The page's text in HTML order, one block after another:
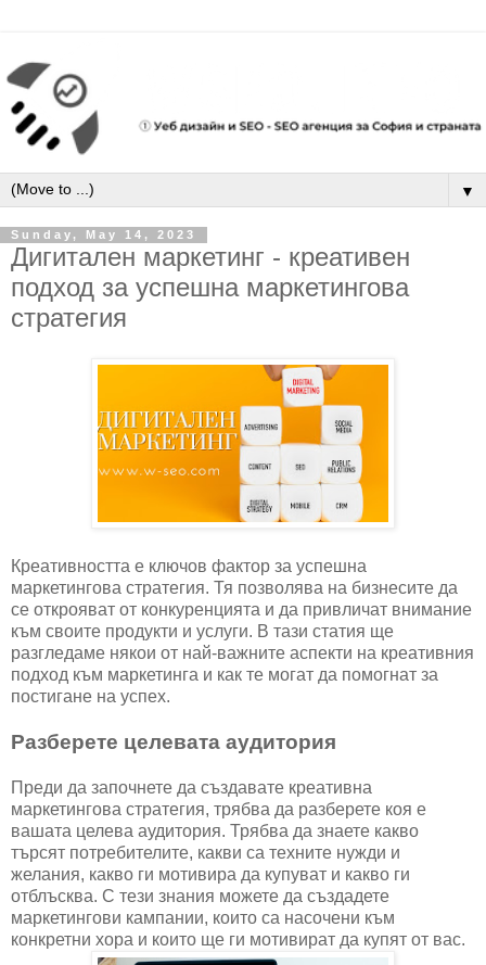
▼
Sunday, May 14, 2023
Дигитален маркетинг - креативен
подход за успешна маркетингова
стратегия
Креативността е ключов фактор за успешна
маркетингова стратегия. Тя позволява на бизнесите да
се открояват от конкуренцията и да привличат внимание
към своите продукти и услуги. В тази статия ще
разгледаме някои от най-важните аспекти на креативния
подход към маркетинга и как те могат да помогнат за
постигане на успех.
Разберете целевата аудитория
Преди да започнете да създавате креативна
маркетингова стратегия, трябва да разберете коя е
вашата целева аудитория. Трябва да знаете какво
търсят потребителите, какви са техните нужди и
желания, какво ги мотивира да купуват и какво ги
отблъсква. С тези знания можете да създадете
маркетингови кампании, които са насочени към
конкретни хора и които ще ги мотивират да купят от вас.